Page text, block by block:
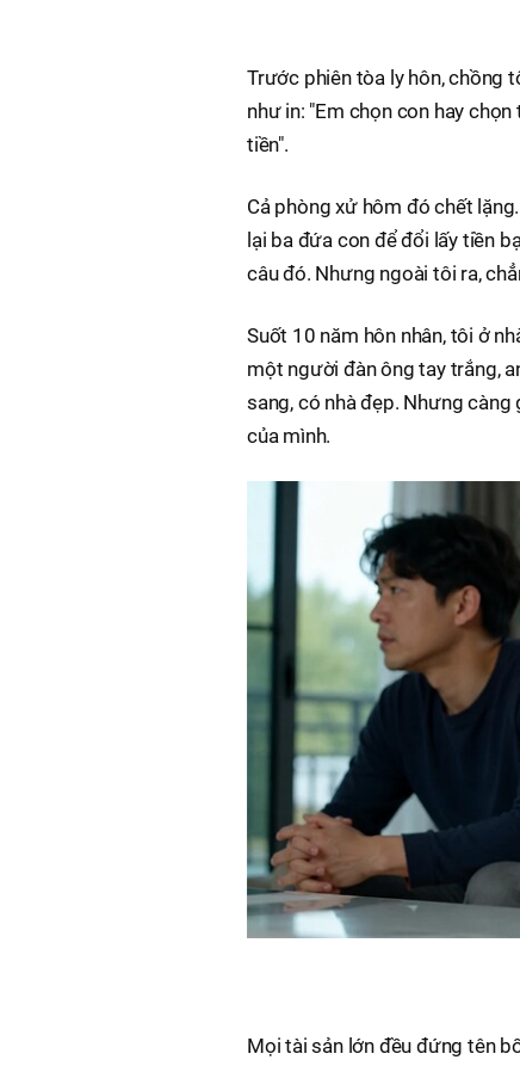
Trước phiên tòa ly hôn, chồng
như in: "Em chọn con hay
tiền".
Cả phòng xử hôm đó chết
lại ba đứa con để đổi lấy tiền
câu đó. Nhưng ngoài tôi ra,
Suốt 10 năm hôn nhân, tôi ở
một người đàn ông tay trắng,
sang, có nhà đẹp. Nhưng
của mình.
Mọi tài sản lớn đều đứng tên